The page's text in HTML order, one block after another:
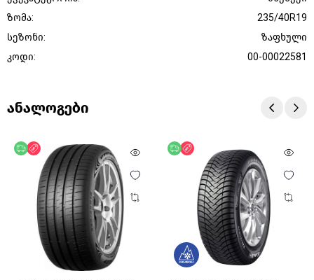
ზომა:
235/40R19
სეზონი:
ზაფხული
კოდი:
00-00022581
ანალოგები
უფასო მიწოდება
ფასდაკლება უფასო მიწოდება
ფასდაკლება